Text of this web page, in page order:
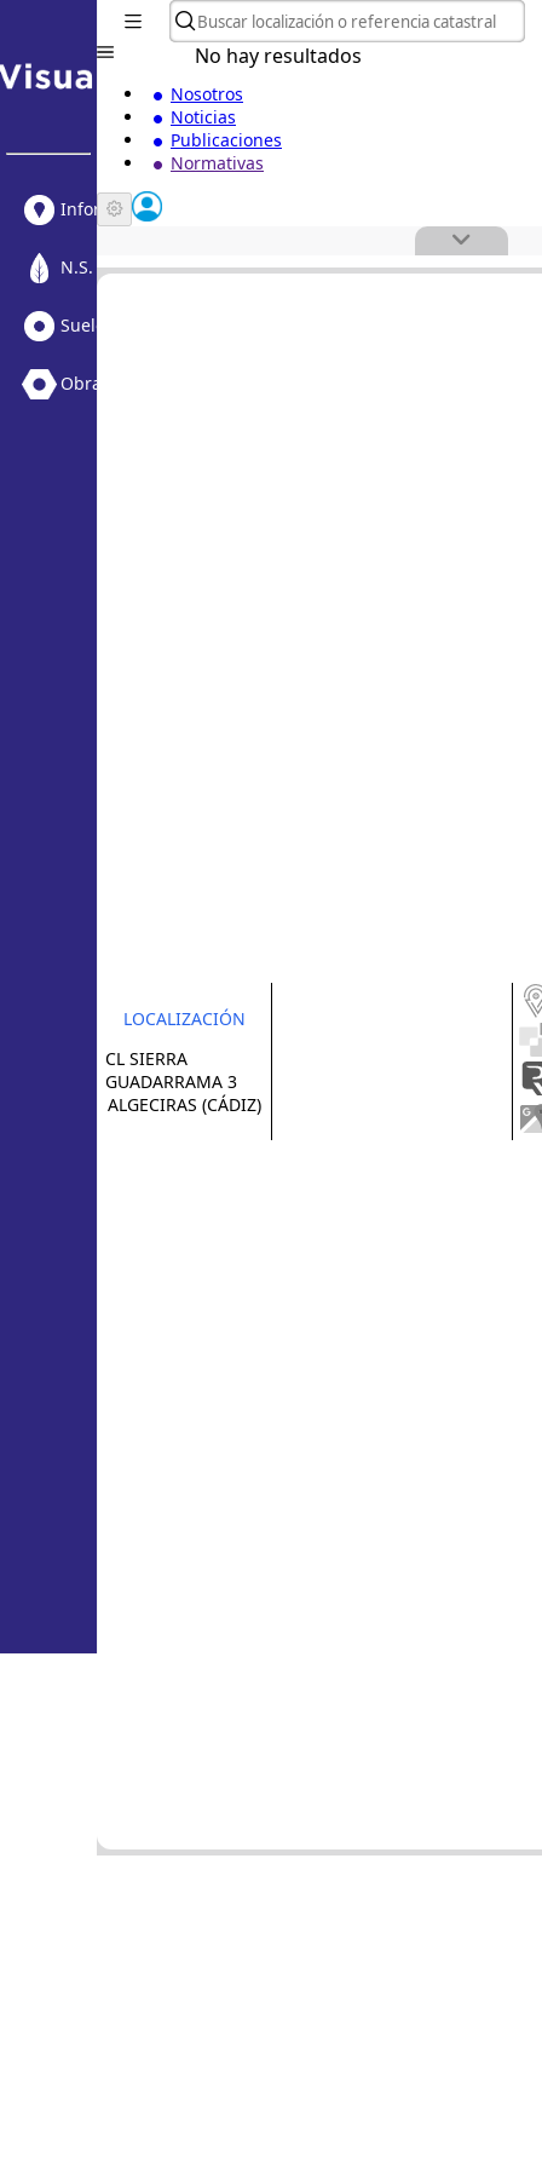
Informe Urbanístico
N.S. Medioambiental
Suelo Vacante + Obras
Obras
No hay resultados
Nosotros
Noticias
Publicaciones
Normativas
LOCALIZACIÓN
CL SIERRA
GUADARRAMA 3
ALGECIRAS (CÁDIZ)